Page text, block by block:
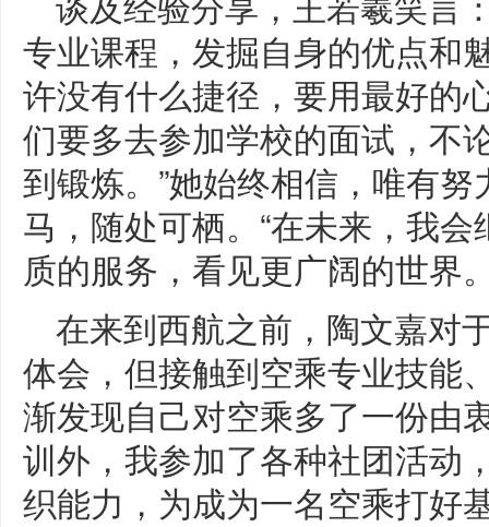
专业课程，发掘自身的优点和
许没有什么捷径，要用最好的
们要多去参加学校的面试，不
到锻炼。”她始终相信，唯有
马，随处可栖。“在未来，我
质的服务，看见更广阔的世界
在来到西航之前，陶文嘉对
体会，但接触到空乘专业技能
渐发现自己对空乘多了一份由
训外，我参加了各种社团活动
织能力，为成为一名空乘打好